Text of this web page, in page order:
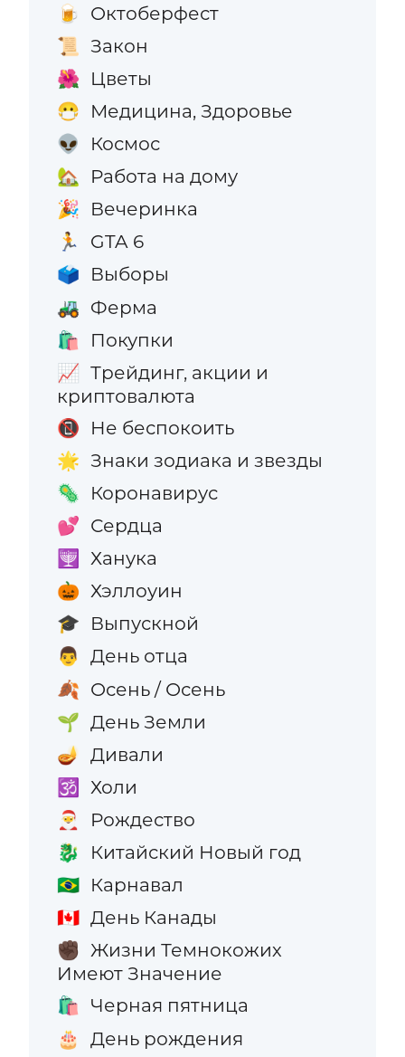
🍺 Октоберфест
📜 Закон
🌺 Цветы
😷 Медицина, Здоровье
👽 Космос
🏡 Работа на дому
🎉 Вечеринка
🏃 GTA 6
🗳️ Выборы
🚜 Ферма
🛍️ Покупки
📈 Трейдинг, акции и
криптовалюта
📵 Не беспокоить
🌟 Знаки зодиака и звезды
🦠 Коронавирус
💕 Сердца
🕎 Ханука
🎃 Хэллоуин
🎓 Выпускной
👨 День отца
🍂 Осень / Осень
🌱 День Земли
🪔 Дивали
🕉️ Холи
🎅 Рождество
🐉 Китайский Новый год
🇧🇷 Карнавал
🇨🇦 День Канады
✊🏿 Жизни Темнокожих
Имеют Значение
🛍️ Черная пятница
🎂 День рождения